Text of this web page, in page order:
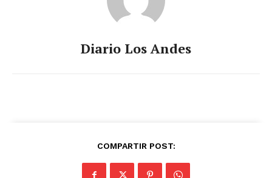
Diario Los Andes
COMPARTIR POST: